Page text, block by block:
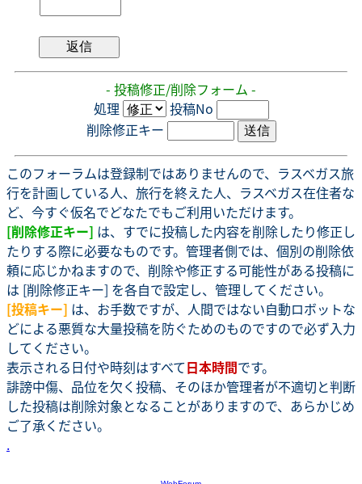
- 投稿修正/削除フォーム -
処理
投稿No
削除修正キー
このフォーラムは登録制ではありませんので、ラスベガス旅
行を計画している人、旅行を終えた人、ラスベガス在住者な
ど、今すぐ仮名でどなたでもご利用いただけます。
[削除修正キー] は、すでに投稿した内容を削除したり修正し
たりする際に必要なものです。管理者側では、個別の削除依
頼に応じかねますので、削除や修正する可能性がある投稿に
は [削除修正キー] を各自で設定し、管理してください。
[投稿キー] は、お手数ですが、人間ではない自動ロボットな
どによる悪質な大量投稿を防ぐためのものですので必ず入力
してください。
表示される日付や時刻はすべて日本時間です。
誹謗中傷、品位を欠く投稿、そのほか管理者が不適切と判断
した投稿は削除対象となることがありますので、あらかじめ
ご了承ください。
.